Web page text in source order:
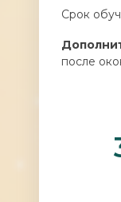
Срок
после